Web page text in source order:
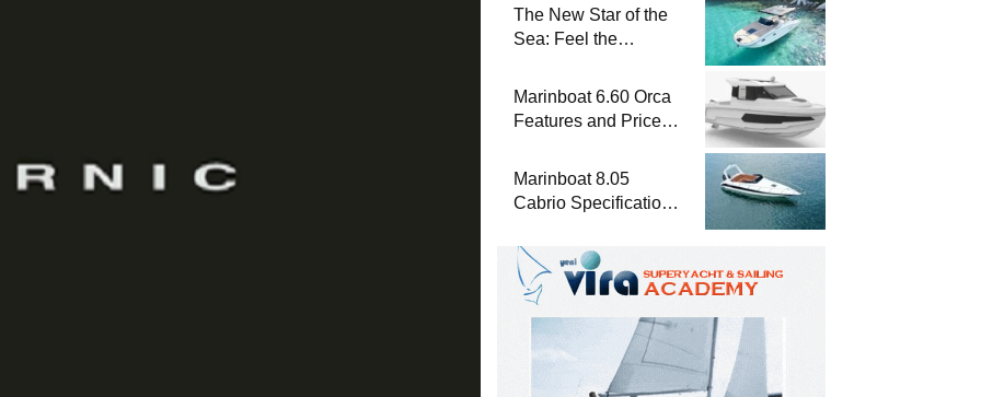
The New Star of the
Sea: Feel the
Marinboat Vento-850
Marinboat 6.60 Orca
Features and Prices
Motorboat
Marinboat 8.05
Cabrio Specifications
Luxury Boat